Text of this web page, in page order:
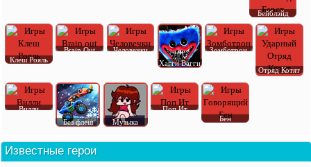
Бейблэйд
Клеш Рояль
Brain Out
Человечки
Хагги Вагги
Зомботрон
Отряд Котят
Вилли
Без флеш
Музыка
Поп Ит
Бен
Известные герои